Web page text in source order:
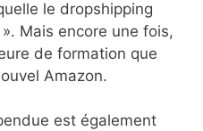
le dropshipping
Mais encore une fois,
de formation que
Amazon.
est également